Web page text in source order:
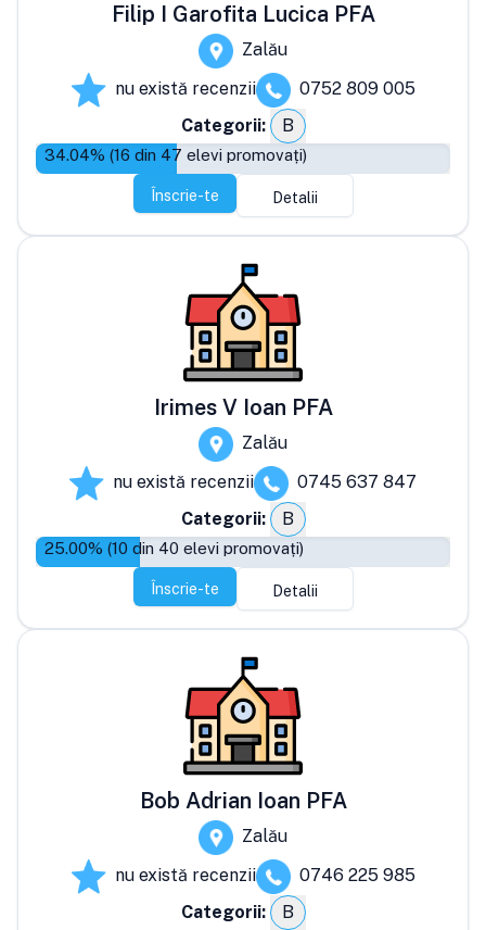
Filip I Garofita Lucica PFA
Zalău
nu există recenzii
0752 809 005
Categorii:
B
34.04% (16 din 47 elevi promovați)
Înscrie-te Detalii
Irimes V Ioan PFA
Zalău
nu există recenzii
0745 637 847
Categorii:
B
25.00% (10 din 40 elevi promovați)
Înscrie-te Detalii
Bob Adrian Ioan PFA
Zalău
nu există recenzii
0746 225 985
Categorii:
B